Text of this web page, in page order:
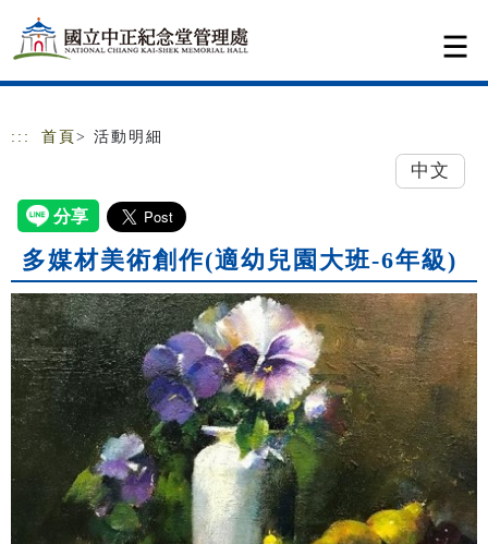
跳到主要內容
網站導覽
::: 首頁 > 活動明細
中文
多媒材美術創作(適幼兒園大班-6年級)